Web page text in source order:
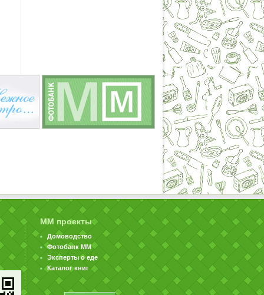
ММ проекты
Домоводство
Фотобанк ММ
Эксперты о еде
Каталог книг